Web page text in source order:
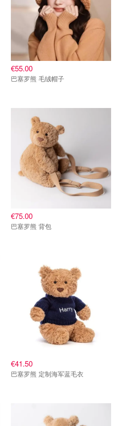
€55.00
巴塞罗熊 毛绒帽子
€75.00
巴塞罗熊 背包
€41.50
巴塞罗熊 定制海军蓝毛衣